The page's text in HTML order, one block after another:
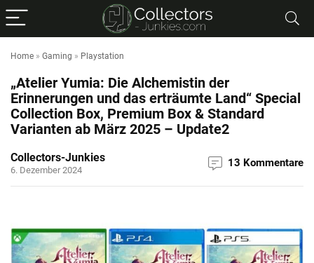
Home » Gaming » Playstation
„Atelier Yumia: Die Alchemistin der
Erinnerungen und das erträumte Land“ Special
Collection Box, Premium Box & Standard
Varianten ab März 2025 – Update2
Collectors-Junkies
6. Dezember 2024
13 Kommentare